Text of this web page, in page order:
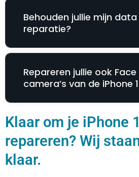
Behouden jullie mijn
reparatie?
Repareren jullie ook Face
camera’s van de iPhone
Klaar om je iPhone
repareren? Wij
klaar.